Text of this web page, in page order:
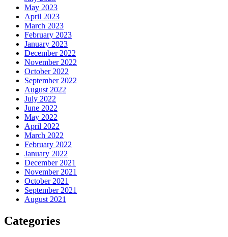
May 2023
April 2023
March 2023
February 2023
January 2023
December 2022
November 2022
October 2022
September 2022
August 2022
July 2022
June 2022
May 2022
April 2022
March 2022
February 2022
January 2022
December 2021
November 2021
October 2021
September 2021
August 2021
Categories